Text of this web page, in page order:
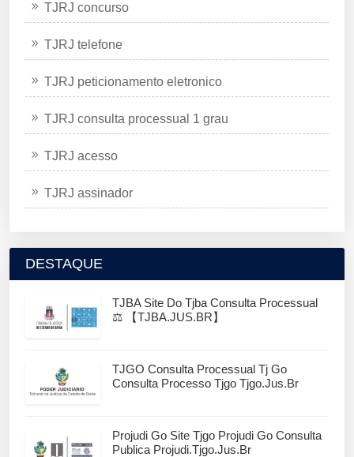
TJRJ concurso
TJRJ telefone
TJRJ peticionamento eletronico
TJRJ consulta processual 1 grau
TJRJ acesso
TJRJ assinador
DESTAQUE
TJBA Site Do Tjba Consulta Processual
⚖️ 【TJBA.JUS.BR】
TJGO Consulta Processual Tj Go
Consulta Processo Tjgo Tjgo.jus.br
Projudi Go Site Tjgo Projudi Go Consulta
Publica Projudi.tjgo.jus.br